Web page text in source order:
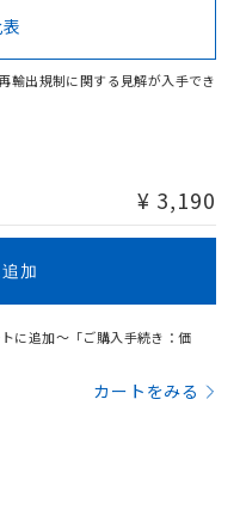
があります。
輸出規制に関する見解が入手でき
¥ 3,190
加
に追加～「ご購入手続き：価
カートをみる